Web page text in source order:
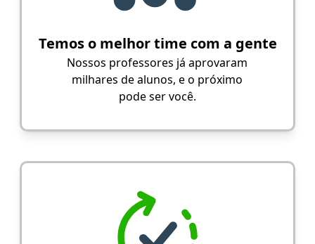
Temos o melhor time com a gente
Nossos professores já aprovaram
milhares de alunos, e o próximo
pode ser você.